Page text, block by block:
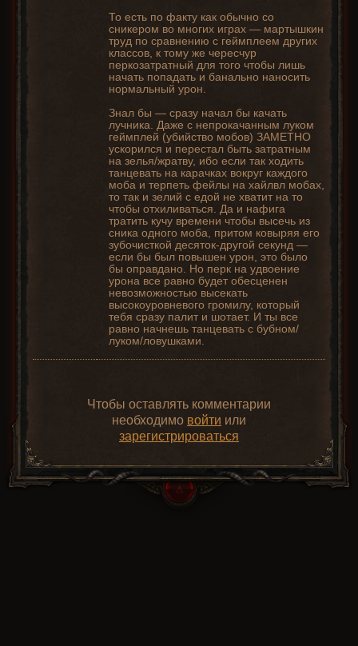
То есть по факту как обычно со
сникером во многих играх — мартышкин
труд по сравнению с геймплеем других
классов, к тому же чересчур
перкозатратный для того чтобы лишь
начать попадать и банально наносить
нормальный урон.
Знал бы — сразу начал бы качать
лучника. Даже с непрокачанным луком
геймплей (убийство мобов) ЗАМЕТНО
ускорился и перестал быть затратным
на зелья/жратву, ибо если так ходить
танцевать на карачках вокруг каждого
моба и терпеть фейлы на хайлвл мобах,
то так и зелий с едой не хватит на то
чтобы отхиливаться. Да и нафига
тратить кучу времени чтобы высечь из
сника одного моба, притом ковыряя его
зубочисткой десяток-другой секунд —
если бы был повышен урон, это было
бы оправдано. Но перк на удвоение
урона все равно будет обесценен
невозможностью высекать
высокоуровневого громилу, который
тебя сразу палит и шотает. И ты все
равно начнешь танцевать с бубном/
луком/ловушками.
Чтобы оставлять комментарии
необходимо войти или
зарегистрироваться